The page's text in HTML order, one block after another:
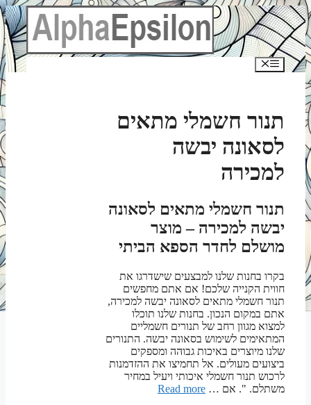
לדלג
לתוכן
תפריט
תנור חשמלי מתאים
לסאונה יבשה
למכירה
תנור חשמלי מתאים לסאונה
יבשה למכירה – מוצר
מושלם לחדר הספא הביתי
בקרו בחנות שלנו למבצעים שישדרגו את
חווית הקנייה שלכם! אם אתם מחפשים
תנור חשמלי מתאים לסאונה יבשה למכירה,
אתם במקום הנכון. בחנות שלנו תוכלו
למצוא מגוון רחב של תנורים חשמליים
המתאימים לשימוש בסאונה יבשה. התנורים
שלנו מיוצרים באיכות גבוהה ומספקים
ביצועים מעולים. אל תחמיצו את ההזדמנות
לרכוש תנור חשמלי איכותי ויעיל במחיר
משתלם. ". אם … Read more